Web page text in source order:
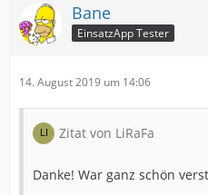
Bane
EinsatzApp Tester
14. August 2019 um 14:06
Zitat von LiRaFa
Danke! War ganz schön